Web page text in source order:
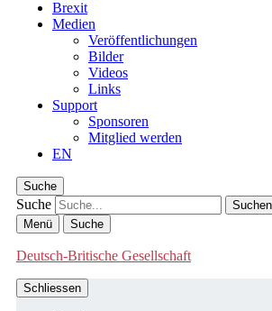
Brexit
Medien
Veröffentlichungen
Bilder
Videos
Links
Support
Sponsoren
Mitglied werden
EN
Suche
Suche
Menü Suche
Deutsch-Britische Gesellschaft
Schliessen